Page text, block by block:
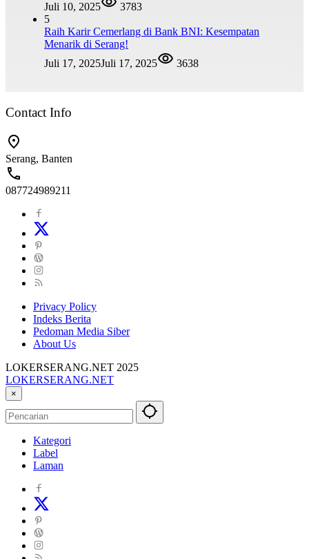
Juli 10, 2025
3783
5
Raih Karir Cemerlang di Bank BNI: Kesempatan
Menarik di Serang!
Juli 17, 2025Juli 17, 2025 3638
Contact Info
Serang, Banten
087724989211
Privacy Policy
Indeks Berita
Pedoman Media Siber
About Us
LOKERSERANG.NET 2025
LOKERSERANG.NET
Info
Lowongan
Kerja
Sekitarnya
×
Kategori
Label
Laman